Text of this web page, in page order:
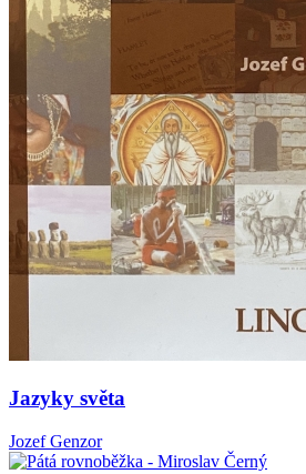
Jazyky světa
Jozef Genzor